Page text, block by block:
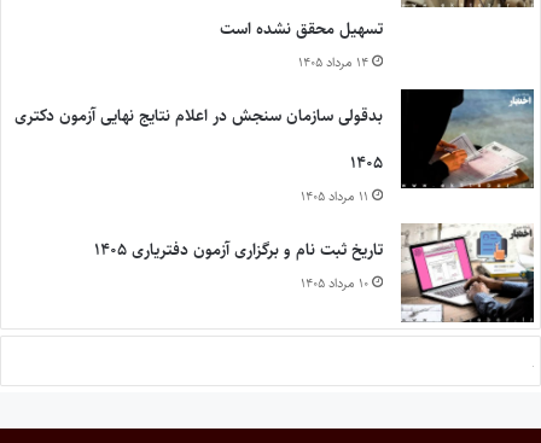
تسهیل محقق نشده است
۱۴ مرداد ۱۴۰۵
بدقولی سازمان سنجش در اعلام نتایج نهایی آزمون دکتری
۱۴۰۵
۱۱ مرداد ۱۴۰۵
تاریخ ثبت نام و برگزاری آزمون دفتریاری ۱۴۰۵
۱۰ مرداد ۱۴۰۵